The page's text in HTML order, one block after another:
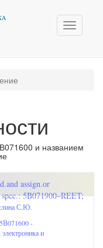
Toggle
и названием
assign.or
5B071900–REET;
С.Ю.
5В071600 -
и